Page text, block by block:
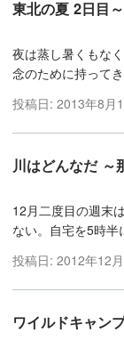
東北の夏 2日目
夜は蒸し暑くもな
念のために持って
投稿日: 2013年8月
川はどんなだ ～
12月二度目の週末
ない。自宅を5時半
投稿日: 2012年12
ワイルドキャン